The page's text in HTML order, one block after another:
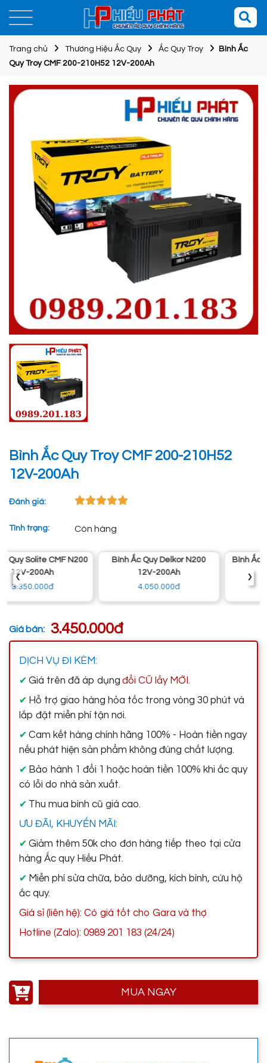
Trang chủ Thương Hiệu Ắc Quy Ắc Quy Troy
Bình Ắc
Quy Troy CMF 200-210H52 12V-200Ah
Bình Ắc Quy Troy CMF 200-210H52
12V-200Ah
Đánh giá:
Tình trạng: Còn hàng
Bình Ắc Quy Delkor N200
12V-200Ah
4.050.000đ
Bình Ắc Quy Đồng Nai N200
12V-200Ah
2.800.000đ
‹ ›
Giá bán: 3.450.000đ
DỊCH VỤ ĐI KÈM:
✔ Giá trên đã áp dụng đổi CŨ lấy MỚI.
✔ Hỗ trợ giao hàng hỏa tốc trong vòng 30 phút và
lắp đặt miễn phí tận nơi.
✔ Cam kết hàng chính hãng 100% - Hoàn tiền ngay
nếu phát hiện sản phẩm không đúng chất lượng.
✔ Bảo hành 1 đổi 1 hoặc hoàn tiền 100% khi ắc quy
có lỗi do nhà sản xuất.
✔ Thu mua bình cũ giá cao.
ƯU ĐÃI, KHUYẾN MÃI:
✔ Giảm thêm 50k cho đơn hàng tiếp theo tại cửa
hàng Ắc quy Hiếu Phát.
✔ Miễn phí sửa chữa, bảo dưỡng, kích bình, cứu hộ
ắc quy.
Giá sỉ (liên hệ): Có giá tốt cho Gara và thợ
Hotline (Zalo): 0989 201 183 (24/24)
MUA NGAY